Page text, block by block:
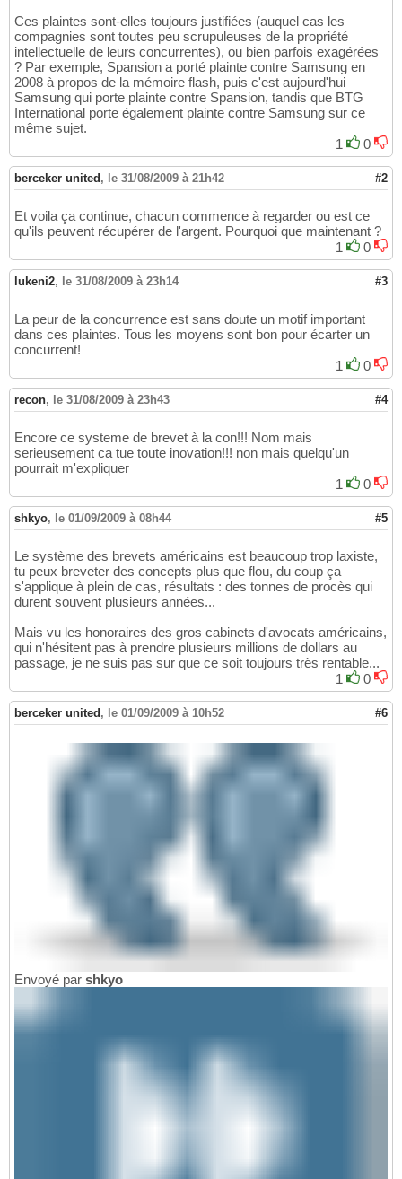
Ces plaintes sont-elles toujours justifiées (auquel cas les
compagnies sont toutes peu scrupuleuses de la propriété
intellectuelle de leurs concurrentes), ou bien parfois exagérées
? Par exemple, Spansion a porté plainte contre Samsung en
2008 à propos de la mémoire flash, puis c'est aujourd'hui
Samsung qui porte plainte contre Spansion, tandis que BTG
International porte également plainte contre Samsung sur ce
même sujet.
1
0
berceker united , le 31/08/2009 à 21h42 #2
Et voila ça continue, chacun commence à regarder ou est ce
qu'ils peuvent récupérer de l'argent. Pourquoi que maintenant ?
1
0
lukeni2, le 31/08/2009 à 23h14 #3
La peur de la concurrence est sans doute un motif important
dans ces plaintes. Tous les moyens sont bon pour écarter un
concurrent!
1
0
recon, le 31/08/2009 à 23h43 #4
Encore ce systeme de brevet à la con!!! Nom mais
serieusement ca tue toute inovation!!! non mais quelqu'un
pourrait m'expliquer
1
0
shkyo, le 01/09/2009 à 08h44 #5
Le système des brevets américains est beaucoup trop laxiste,
tu peux breveter des concepts plus que flou, du coup ça
s'applique à plein de cas, résultats : des tonnes de procès qui
durent souvent plusieurs années...
Mais vu les honoraires des gros cabinets d'avocats américains,
qui n'hésitent pas à prendre plusieurs millions de dollars au
passage, je ne suis pas sur que ce soit toujours très rentable...
1
0
berceker united , le 01/09/2009 à 10h52 #6
Envoyé par shkyo